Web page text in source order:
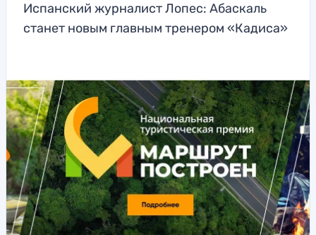
Испанский журналист Лопес: Абаскаль
станет новым главным тренером «Кадиса»